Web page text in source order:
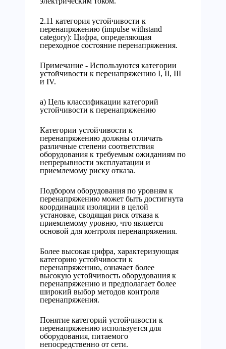
2.11 категория устойчивости к
перенапряжению (impulse withstand
category): Цифра, определяющая
переходное состояние перенапряжения.
Примечание - Используются категории
устойчивости к перенапряжению I, II, III
и IV.
a) Цель классификации категорий
устойчивости к перенапряжению
Категории устойчивости к
перенапряжению должны отличать
различные степени соответствия
оборудования к требуемым ожиданиям по
непрерывности эксплуатации и
приемлемому риску отказа.
Подбором оборудования по уровням к
перенапряжению может быть достигнута
координация изоляции в целой
установке, сводящая риск отказа к
приемлемому уровню, что является
основой для контроля перенапряжения.
Более высокая цифра, характеризующая
категорию устойчивости к
перенапряжению, означает более
высокую устойчивость оборудования к
перенапряжению и предполагает более
широкий выбор методов контроля
перенапряжения.
Понятие категорий устойчивости к
перенапряжению используется для
оборудования, питаемого
непосредственно от сети.